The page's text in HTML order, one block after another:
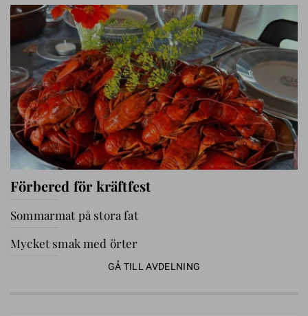
Förbered för kräftfest
Sommarmat på stora fat
Mycket smak med örter
GÅ TILL AVDELNING